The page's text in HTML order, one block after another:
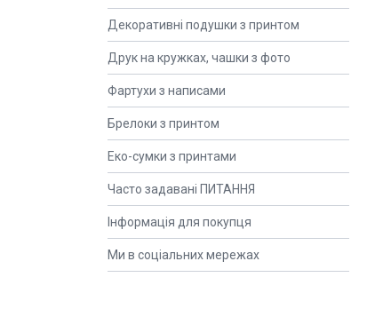
Декоративні подушки з принтом
Друк на кружках, чашки з фото
Фартухи з написами
Брелоки з принтом
Еко-сумки з принтами
Часто задавані ПИТАННЯ
Інформація для покупця
Ми в соціальних мережах